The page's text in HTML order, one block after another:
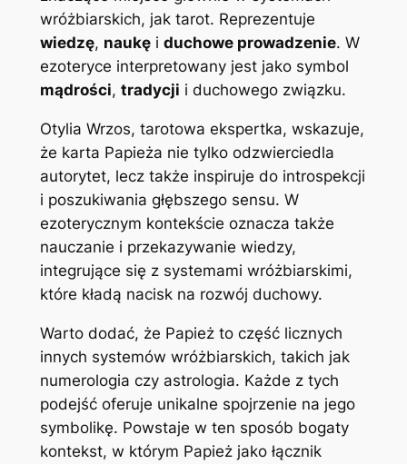
wróżbiarskich, jak tarot. Reprezentuje
wiedzę, naukęi duchowe prowadzenie. W
ezoteryce interpretowany jest jako symbol
mądrości, tradycji i duchowego związku.
Otylia Wrzos, tarotowa ekspertka, wskazuje,
że karta Papieża nie tylko odzwierciedla
autorytet, lecz także inspiruje do introspekcji
i poszukiwania głębszego sensu. W
ezoterycznym kontekście oznacza także
nauczanie i przekazywanie wiedzy,
integrujące się z systemami wróżbiarskimi,
które kładą nacisk na rozwój duchowy.
Warto dodać, że Papież to część licznych
innych systemów wróżbiarskich, takich jak
numerologia czy astrologia. Każde z tych
podejść oferuje unikalne spojrzenie na jego
symbolikę. Powstaje w ten sposób bogaty
kontekst, w którym Papież jako łącznik